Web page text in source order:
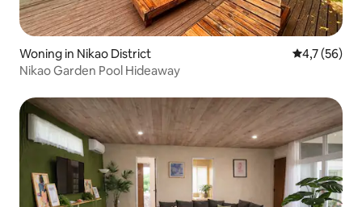
Woning in Nikao District
4,7 (56)
Nikao Garden Pool Hideaway